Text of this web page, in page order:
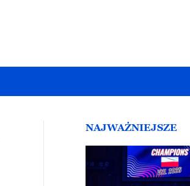
NAJWAŻNIEJSZE